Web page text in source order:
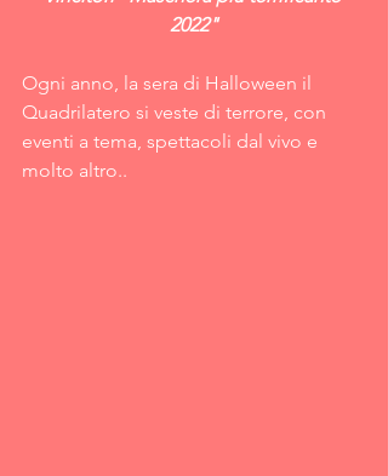
2022"
Ogni anno, la sera di Halloween il
Quadrilatero si veste di terrore, con
eventi a tema, spettacoli dal vivo e
molto altro..